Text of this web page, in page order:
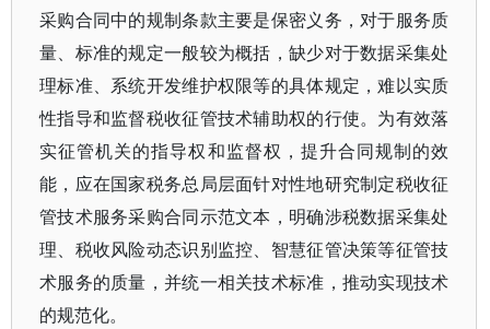
采购合同中的规制条款主要是保密义务，对于服务质
量、标准的规定一般较为概括，缺少对于数据采集处
理标准、系统开发维护权限等的具体规定，难以实质
性指导和监督税收征管技术辅助权的行使。为有效落
实征管机关的指导权和监督权，提升合同规制的效
能，应在国家税务总局层面针对性地研究制定税收征
管技术服务采购合同示范文本，明确涉税数据采集处
理、税收风险动态识别监控、智慧征管决策等征管技
术服务的质量，并统一相关技术标准，推动实现技术
的规范化。